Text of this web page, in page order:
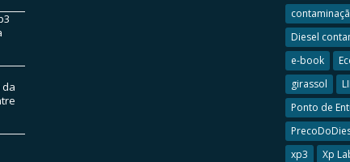
Diesel
e-book
girassol
Ponto de
xp3
Xp